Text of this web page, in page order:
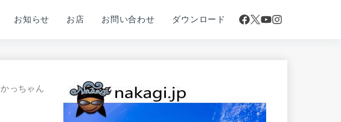
お知らせ お店 お問い合わせ ダウンロード
かっちゃん